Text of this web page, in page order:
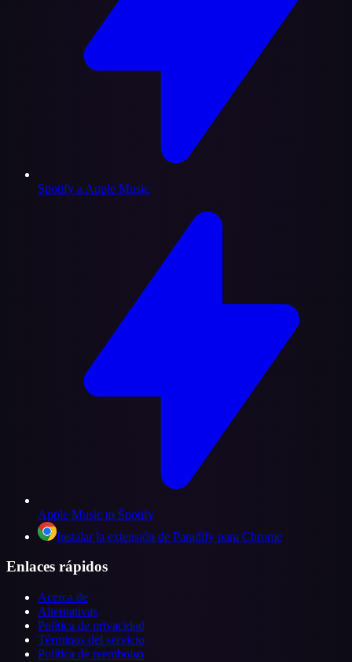
Spotify a Apple Music
Apple Music to Spotify
Instalar la extensión de Paradify para Chrome
Enlaces rápidos
Acerca de
Alternativas
Política de privacidad
Términos del servicio
Política de reembolso